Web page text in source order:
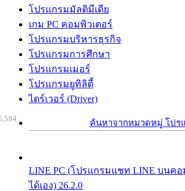
โปรแกรมมัลติมีเดีย
เกม PC คอมพิวเตอร์
โปรแกรมบริหารธุรกิจ
โปรแกรมการศึกษา
โปรแกรมเมอร์
โปรแกรมยูทิลิตี้
ไดร์เวอร์ (Driver)
ค้นหาจากหมวดหมู่ โปร
LINE PC (โปรแกรมแชท LINE บนคอ
ได้เอง) 26.2.0